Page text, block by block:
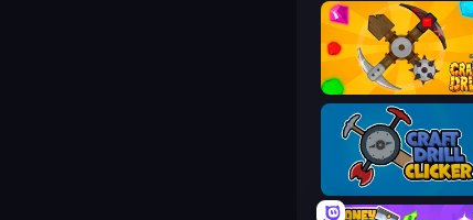
Craft Drill
Craft Drill Clicker